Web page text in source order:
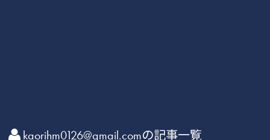
kaorihm0126@gmail.comの記事一覧